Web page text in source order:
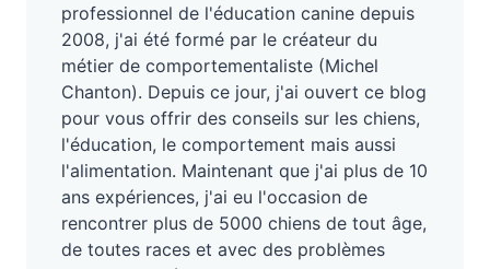
professionnel de l'éducation canine depuis
2008, j'ai été formé par le créateur du
métier de comportementaliste (Michel
Chanton). Depuis ce jour, j'ai ouvert ce blog
pour vous offrir des conseils sur les chiens,
l'éducation, le comportement mais aussi
l'alimentation. Maintenant que j'ai plus de 10
ans expériences, j'ai eu l'occasion de
rencontrer plus de 5000 chiens de tout âge,
de toutes races et avec des problèmes